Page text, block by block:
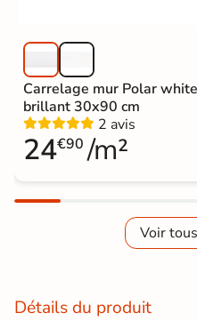
Carrelage mur Polar white
brillant 30x90 cm
2 avis
24€90 /m²
Voir
Détails du produit